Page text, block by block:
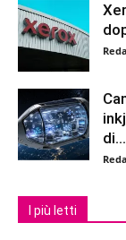
di...
I più letti